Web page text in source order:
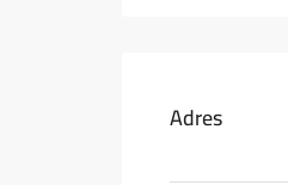
Adres